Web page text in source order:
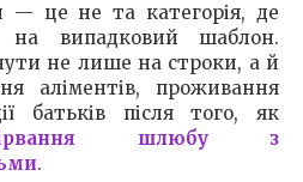
— це не та категорія, де
на випадковий шаблон.
не лише на строки, а й
аліментів, проживання
батьків після того, як
шлюбу з
.